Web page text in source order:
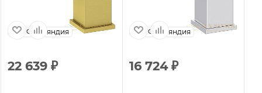
Финляндия
22 639 ₽
Финляндия
16 724₽